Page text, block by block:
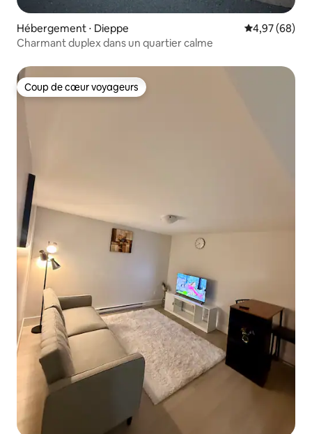
Hébergement ⋅ Dieppe Évaluation
4,97 (68)
Charmant duplex dans un quartier calme
Coup de cœur voyageurs
Coup de cœur voyageurs